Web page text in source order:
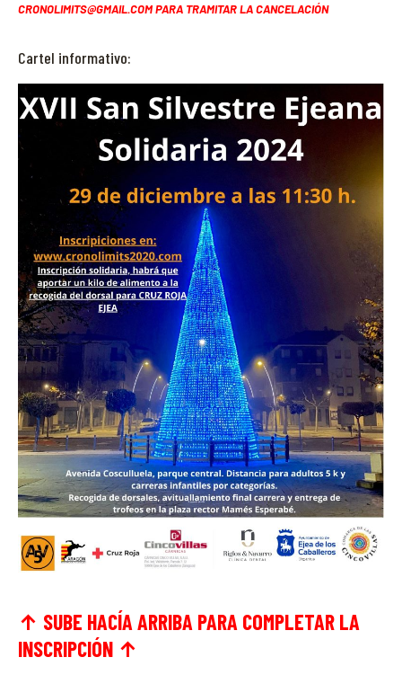
CRONOLIMITS@GMAIL.COM PARA TRAMITAR LA CANCELACIÓN
Cartel informativo:
↑ SUBE HACÍA ARRIBA PARA COMPLETAR LA
INSCRIPCIÓN ↑